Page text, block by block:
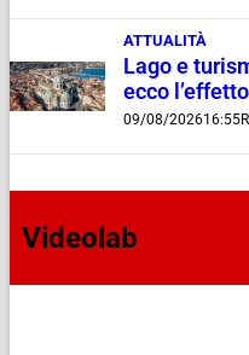
ATTUALITÀ
Lago e
ecco
09/08/202616:55
Videolab